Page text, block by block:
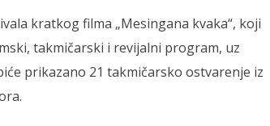
kratkog filma „Mesingana kvaka“, koji
takmičarski i revijalni program, uz
prikazano 21 takmičarsko ostvarenje iz